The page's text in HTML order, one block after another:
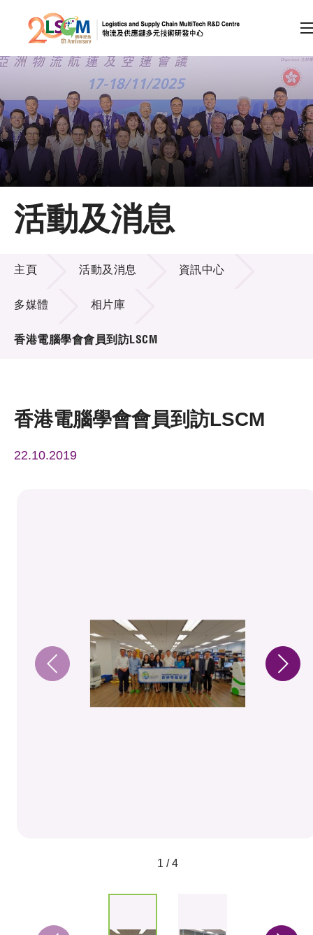
跳到內容（按回車鍵）
會員登入
A A EN 繁 简
主頁
關於LSCM
技術商品化
項目及資助計劃
活動及消息
活動及消息
主頁 活動及消息 資訊中心
多媒體 相片庫
香港電腦學會會員到訪LSCM
香港電腦學會會員到訪LSCM
22.10.2019
1 / 4